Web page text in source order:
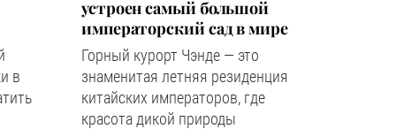
в
устроен самый большой
императорский сад в мире
Горный курорт Чэнде — это
знаменитая летняя резиденция
китайских императоров, где
красота дикой природы